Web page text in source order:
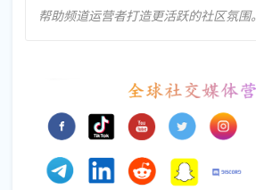
帮助频道运营者打造更活跃的社区氛围。